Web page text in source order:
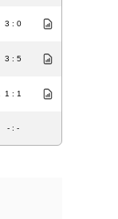
3 : 0
3 : 5
1 : 1
- : -